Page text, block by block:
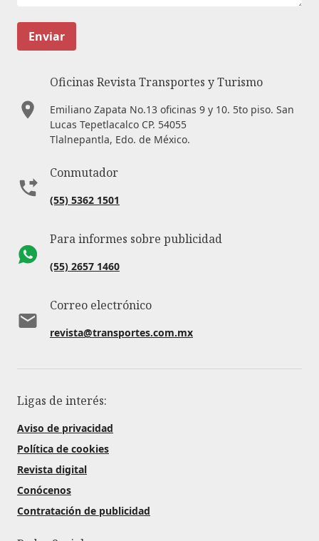
Enviar
Oficinas Revista Transportes y Turismo
Emiliano Zapata No.13 oficinas 9 y 10. 5to piso. San
Lucas Tepetlacalco CP. 54055
Tlalnepantla, Edo. de México.
Conmutador
(55) 5362 1501
Para informes sobre publicidad
(55) 2657 1460
Correo electrónico
revista@transportes.com.mx
Ligas de interés:
Aviso de privacidad
Política de cookies
Revista digital
Conócenos
Contratación de publicidad